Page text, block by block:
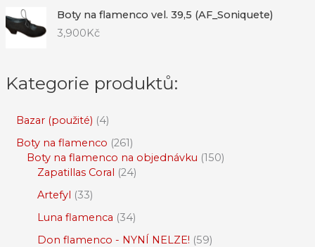
Boty na flamenco vel. 39,5 (AF_Soniquete)
3,900Kč
Kategorie produktů:
Bazar (použité) 4
Boty na flamenco 261
Boty na flamenco na objednávku 150
Zapatillas Coral 24
Artefyl 33
Luna flamenca 34
Don flamenco - NYNÍ NELZE! 59